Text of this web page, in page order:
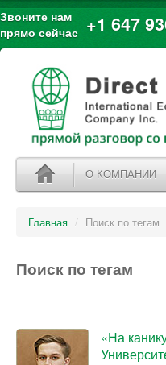
Звоните нам
прямо сейчас +1 647
О КОМПАНИИ
Главная / Поиск по тегам
Поиск по тегам
«На